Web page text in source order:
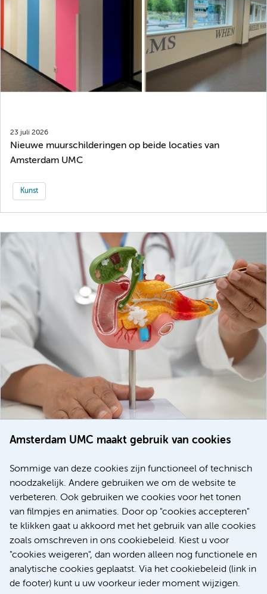
Amsterdam UMC maakt gebruik van cookies
Sommige van deze cookies zijn functioneel of technisch
noodzakelijk. Andere gebruiken we om de website te
verbeteren. Ook gebruiken we cookies voor het tonen
van filmpjes en animaties. Door op "cookies accepteren"
te klikken gaat u akkoord met het gebruik van alle cookies
zoals omschreven in ons cookiebeleid. Kiest u voor
"cookies weigeren", dan worden alleen nog functionele en
analytische cookies geplaatst. Via het cookiebeleid (link in
de footer) kunt u uw voorkeur ieder moment wijzigen.
23 juli 2026
Nieuwe muurschilderingen op beide locaties van
Amsterdam UMC
Kunst
voor patiënten met alvleesklierkanker verbeteren
Kanker Internationaal
Meer